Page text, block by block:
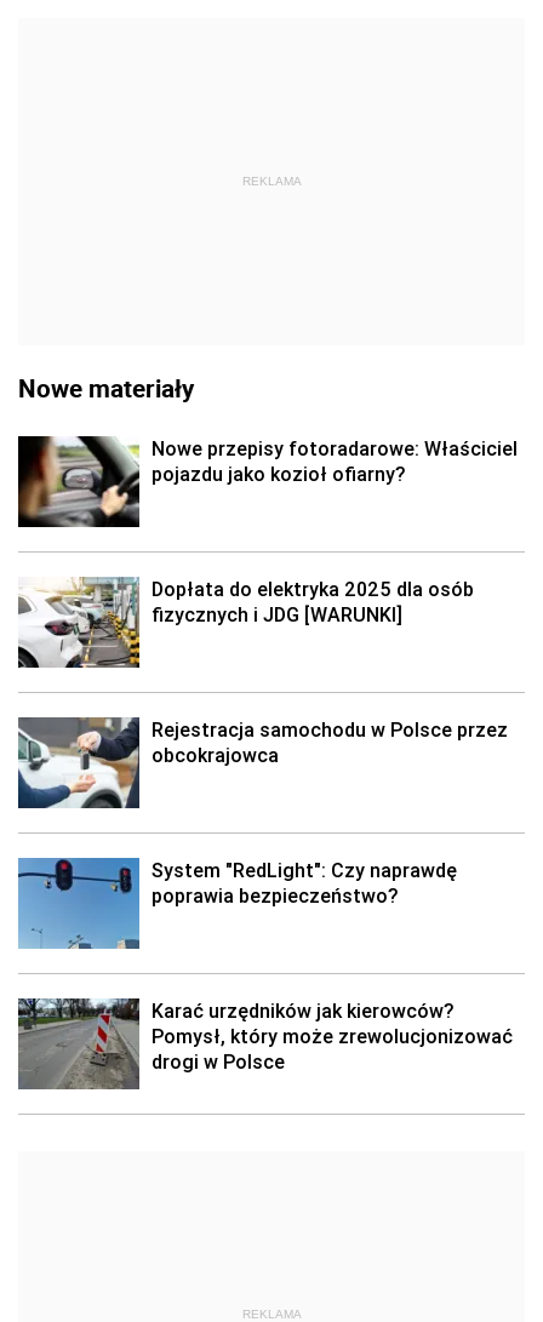
REKLAMA
Nowe materiały
Nowe przepisy fotoradarowe: Właściciel
pojazdu jako kozioł ofiarny?
Dopłata do elektryka 2025 dla osób
fizycznych i JDG [WARUNKI]
Rejestracja samochodu w Polsce przez
obcokrajowca
System "RedLight": Czy naprawdę
poprawia bezpieczeństwo?
Karać urzędników jak kierowców?
Pomysł, który może zrewolucjonizować
drogi w Polsce
REKLAMA